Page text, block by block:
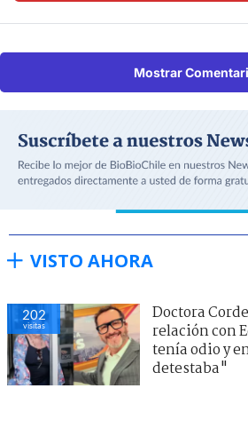
Mostrar
VISTO AHORA
202
visitas
Doctora
relación con
tenía odio y
detestaba"